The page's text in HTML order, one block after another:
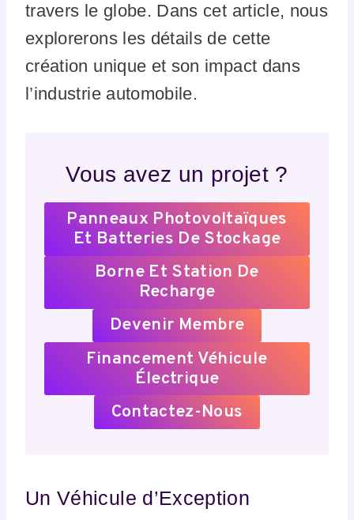
travers le globe. Dans cet article, nous
explorerons les détails de cette
création unique et son impact dans
l’industrie automobile.
Vous avez un projet ?
Panneaux Photovoltaïques
Et Batteries De Stockage
Borne Et Station De
Recharge
Devenir Membre
Financement Véhicule
Électrique
Contactez-Nous
Un Véhicule d’Exception